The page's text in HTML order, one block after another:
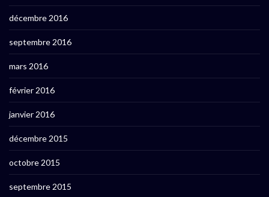
décembre 2016
septembre 2016
mars 2016
février 2016
janvier 2016
décembre 2015
octobre 2015
septembre 2015